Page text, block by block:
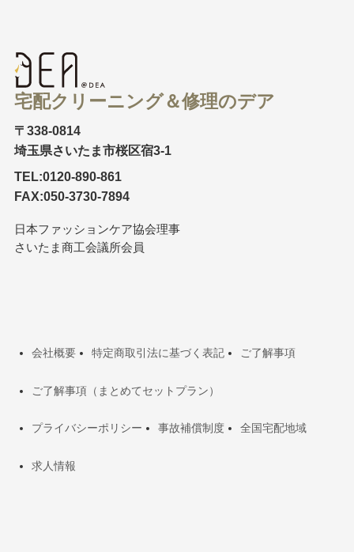
宅配クリーニング＆修理のデア
〒338-0814
埼玉県さいたま市桜区宿3-1
TEL:0120-890-861
FAX:050-3730-7894
日本ファッションケア協会理事
さいたま商工会議所会員
会社概要 特定商取引法に基づく表記 ご了解事項
ご了解事項（まとめてセットプラン）
プライバシーポリシー 事故補償制度 全国宅配地域
求人情報